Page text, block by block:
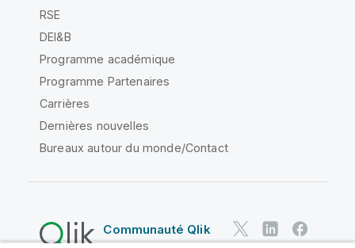
RSE
DEI&B
Programme académique
Programme Partenaires
Carrières
Dernières nouvelles
Bureaux autour du monde/Contact
Communauté Qlik